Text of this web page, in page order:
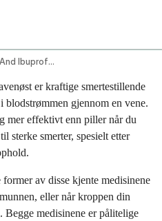
Acetaminophen And Ibuprofen Intravenous Route
er kraftige smertestillende
blodstrømmen gjennom en vene.
mer effektivt enn piller når du
sterke smerter, spesielt etter
av disse kjente medisinene
eller når kroppen din
medisinene er pålitelige